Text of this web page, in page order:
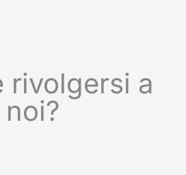
rivolgersi a
noi?